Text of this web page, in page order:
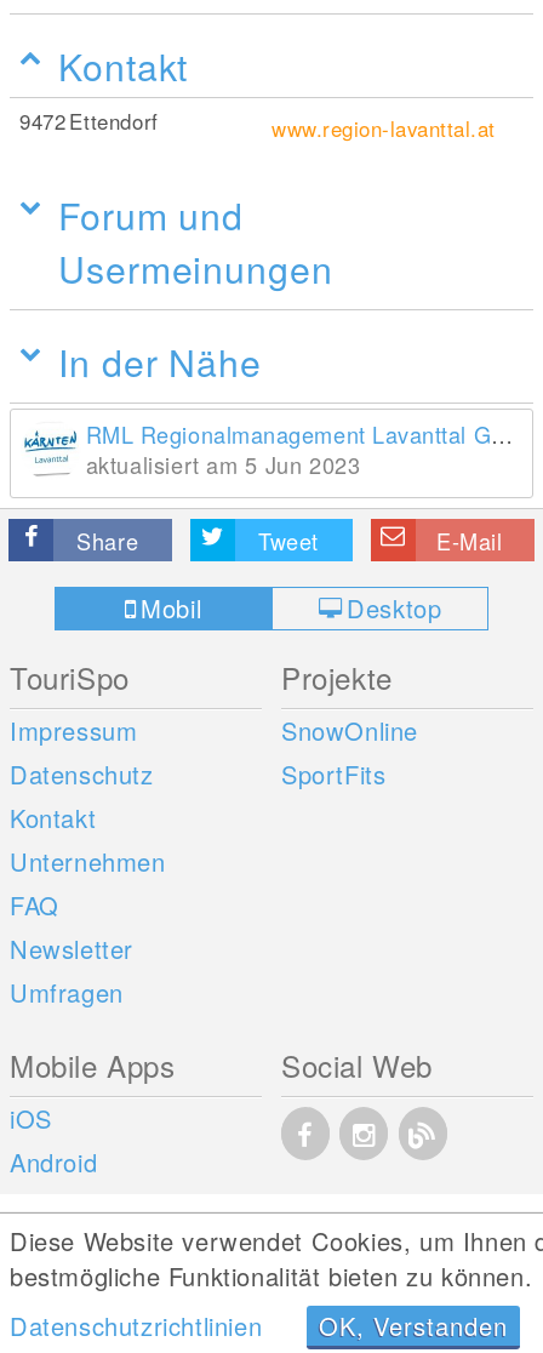
Kontakt
9472Ettendorf www.region-lavanttal.at
Forum und
Usermeinungen
In der Nähe
RML Regionalmanagement Lavanttal GmbH
aktualisiert am 5 Jun 2023
Share Tweet E-Mail
Mobil Desktop
TouriSpo
Impressum
Datenschutz
Kontakt
Unternehmen
FAQ
Newsletter
Umfragen
Projekte
SnowOnline
SportFits
Mobile Apps
iOS
Android
Social Web
Diese Website verwendet Cookies, um Ihnen
bestmögliche Funktionalität bieten zu können.
Datenschutzrichtlinien
OK, Verstanden